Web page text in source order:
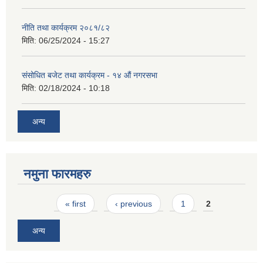
नीति तथा कार्यक्रम २०८१/८२
मिति: 06/25/2024 - 15:27
संसोधित बजेट तथा कार्यक्रम - १४ औं नगरसभा
मिति: 02/18/2024 - 10:18
अन्य
नमुना फारमहरु
Pages« first ‹ previous 1 2
अन्य